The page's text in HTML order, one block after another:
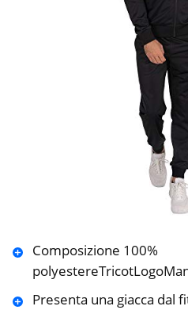
Composizione 100%
Presenta una giacca dal